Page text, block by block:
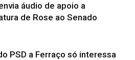
áudio de apoio a
de Rose ao Senado
PSD a Ferraço só interessa